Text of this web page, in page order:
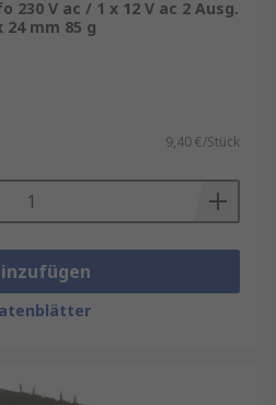
230 V ac / 1 x 12 V ac 2 Ausg.
24 mm 85 g
9,40 €/Stück